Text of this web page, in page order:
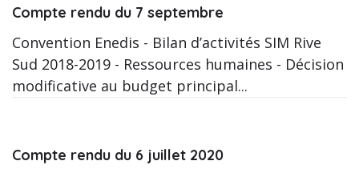
Compte rendu du 7 septembre
Convention Enedis - Bilan d’activités SIM Rive
Sud 2018-2019 - Ressources humaines - Décision
modificative au budget principal...
Compte rendu du 6 juillet 2020